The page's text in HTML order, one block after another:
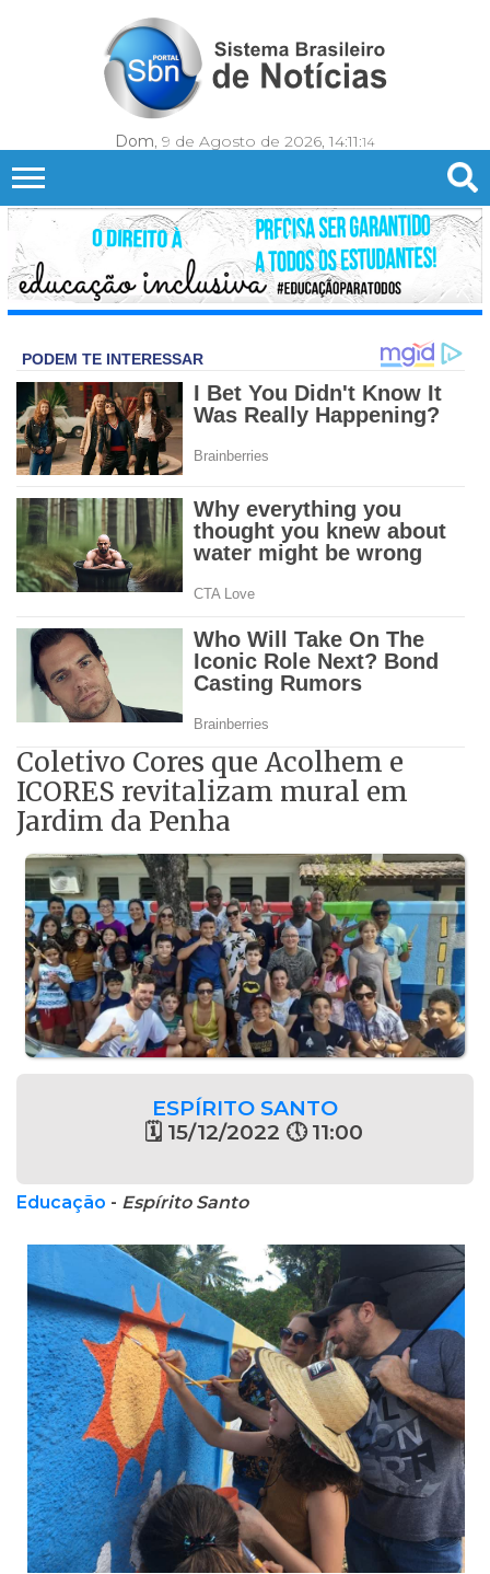
Dom, 9 de Agosto de 2026, 14:11:16
Coletivo Cores que Acolhem e
ICORES revitalizam mural em
Jardim da Penha
ESPÍRITO SANTO
🗓 15/12/2022 🕔 11:00
Educação - Espírito Santo